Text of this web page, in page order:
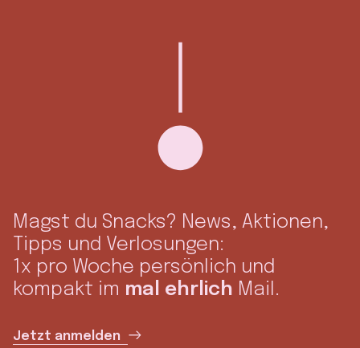
Magst du Snacks? News, Aktionen,
Tipps und Verlosungen:
1x pro Woche persönlich und
kompakt im mal ehrlich Mail.
Jetzt anmelden